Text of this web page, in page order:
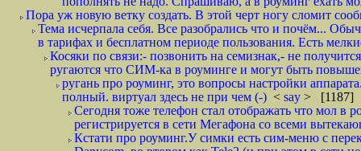
Пора уж новую ветку создать. В этой черт ногу сломит
Тема исчерпала себя. Все разобрались что и почём...
в тарифах и бесплатном периоде пользования. Есть
Косяки по связи:- позвонить на семизнак,- не
ругаются что СИМ-ка в роуминге и могут быть
ругань про роуминг, это вопросы настройки
полный. виртуал здесь не при чем (-) < say > [1187]
Сегодня тоже телефон стал отображать что мол в
регистрируется в сети Мегафона со всеми
Кстати про роуминг.У симки есть сим-меню с